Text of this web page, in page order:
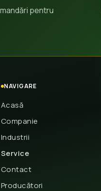
pentru
NAVIGARE
Acasă
Companie
Industrii
Service
Contact
Producători